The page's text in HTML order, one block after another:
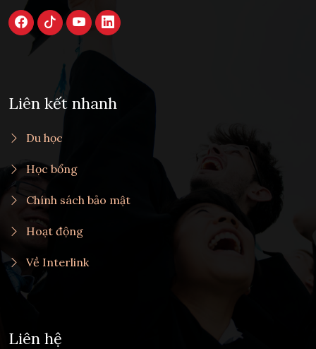
Liên kết nhanh
Du học
Học bổng
Chính sách bảo mật
Hoạt động
Về Interlink
Liên hệ